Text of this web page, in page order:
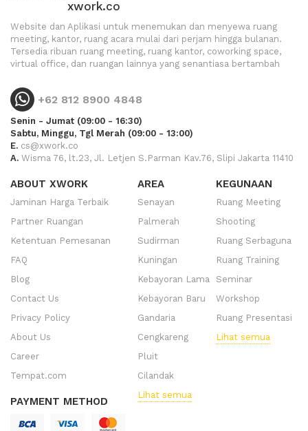
xwork.co
Website dan Aplikasi untuk menemukan dan menyewa ruang
meeting, kantor, ruang acara mulai dari perjam hingga bulanan.
Tersedia ribuan ruang meeting, ruang kantor, coworking space,
virtual office, dan ruangan lainnya yang senantiasa bertambah
+62 812 8900 4848
Senin - Jumat (09:00 - 16:30)
Sabtu, Minggu, Tgl Merah (09:00 - 13:00)
E. cs@xwork.co
A. Wisma 76, lt.23, Jl. Letjen S.Parman Kav.76, Slipi Jakarta 11410
ABOUT XWORK
Jaminan Harga Terbaik
Partner Ruangan
Ketentuan Pemesanan
FAQ
Blog
Contact Us
Privacy Policy
About Us
Career
Tempat.com
PAYMENT METHOD
AREA
Senayan
Palmerah
Sudirman
Kuningan
Kebayoran Lama
Kebayoran Baru
Gandaria
Cengkareng
Pluit
Cilandak
Lihat semua
KEGUNAAN
Ruang Meeting
Shooting
Ruang Serbaguna
Ruang Training
Seminar
Workshop
Ruang Presentasi
Lihat semua